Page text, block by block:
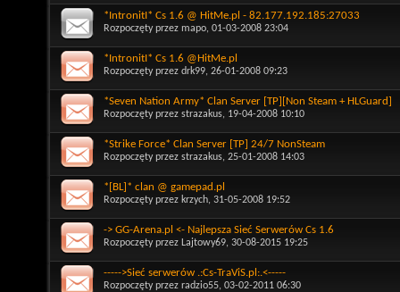
*IntronitI* Cs 1.6 @ HitMe.pl - 82.177.192.185:27033
Rozpoczęty przez mapo, 01-03-2008 23:04
*IntronitI* Cs 1.6 @HitMe.pl
Rozpoczęty przez drk99, 26-01-2008 09:23
*Seven Nation Army* Clan Server [TP][Non Steam + HLGuard]
Rozpoczęty przez strazakus, 19-04-2008 10:10
*Strike Force* Clan Server [TP] 24/7 NonSteam
Rozpoczęty przez strazakus, 25-01-2008 14:03
*[BL]* clan @ gamepad.pl
Rozpoczęty przez krzych, 31-05-2008 19:52
-> GG-Arena.pl <- Najlepsza Sieć Serwerów Cs 1.6
Rozpoczęty przez Lajtowy69, 30-08-2015 19:25
----->Sieć serwerów .:Cs-TraViS.pl:.<-----
Rozpoczęty przez radzio55, 03-02-2011 06:30